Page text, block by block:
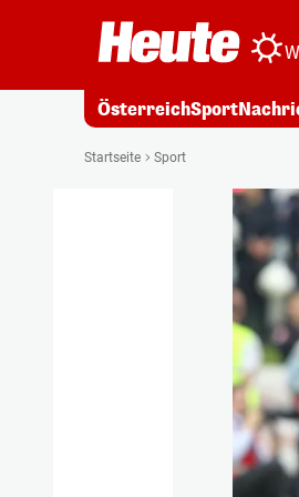
ÖsterreichSport
Startseite Sport